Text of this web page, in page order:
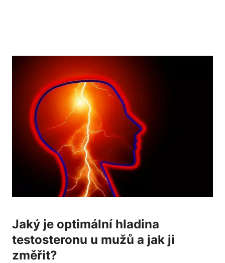
Jaký je optimální hladina
testosteronu u mužů a jak ji
změřit?